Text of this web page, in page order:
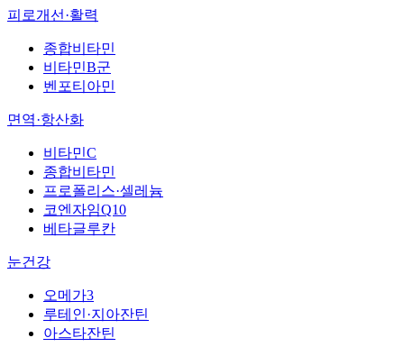
피로개선·활력
종합비타민
비타민B군
벤포티아민
면역·항산화
비타민C
종합비타민
프로폴리스·셀레늄
코엔자임Q10
베타글루칸
눈건강
오메가3
루테인·지아잔틴
아스타잔틴